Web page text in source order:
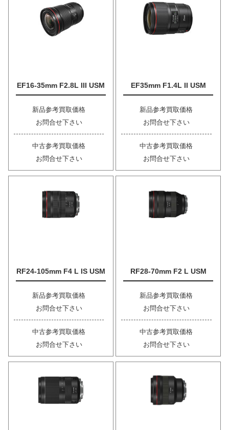
EF16-35mm F2.8L III USM
新品参考買取価格
お問合せ下さい
中古参考買取価格
お問合せ下さい
EF35mm F1.4L II USM
新品参考買取価格
お問合せ下さい
中古参考買取価格
お問合せ下さい
RF24-105mm F4 L IS USM
新品参考買取価格
お問合せ下さい
中古参考買取価格
お問合せ下さい
RF28-70mm F2 L USM
新品参考買取価格
お問合せ下さい
中古参考買取価格
お問合せ下さい